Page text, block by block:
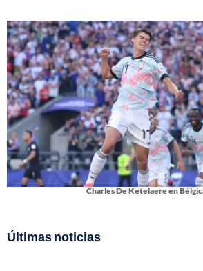
Charles De Ketelaere en
Últimas noticias